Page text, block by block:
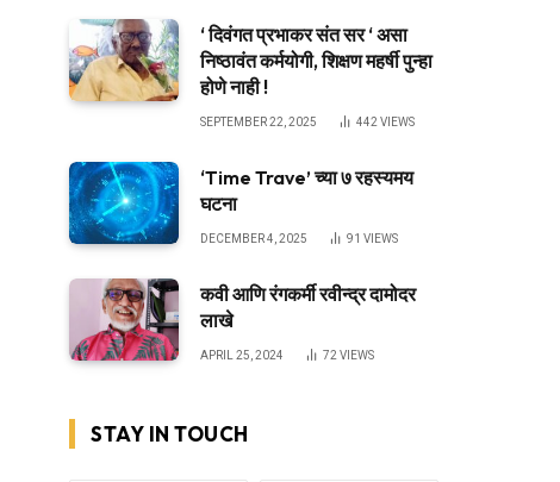
‘ दिवंगत प्रभाकर संत सर ‘ असा
निष्ठावंत कर्मयोगी, शिक्षण महर्षी पुन्हा
होणे नाही !
SEPTEMBER 22, 2025 442 VIEWS
‘Time Trave’ च्या ७ रहस्यमय
घटना
DECEMBER 4, 2025 91 VIEWS
कवी आणि रंगकर्मी रवीन्द्र दामोदर
लाखे
APRIL 25, 2024 72 VIEWS
STAY IN TOUCH